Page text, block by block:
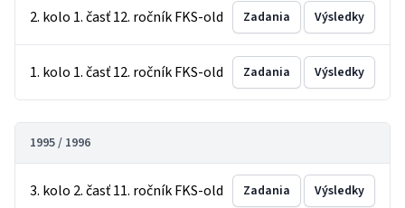
2. kolo 1. časť 12. ročník FKS-old Zadania Výsledky
1. kolo 1. časť 12. ročník FKS-old Zadania Výsledky
1995 / 1996
3. kolo 2. časť 11. ročník FKS-old Zadania Výsledky